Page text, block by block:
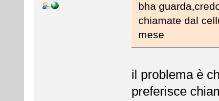
bha
chiamate dal
mese
il problema è
preferisce